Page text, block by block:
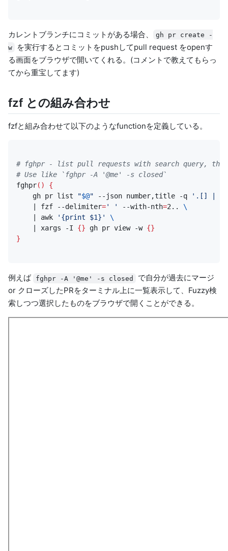
カレントブランチにコミットがある場合、
gh pr create -
w
を実行するとコミットをpushしてpull request をopenす
る画面をブラウザで開いてくれる。(コメントで教えてもらっ
てから重宝してます)
fzf との組み合わせ
fzfと組み合わせて以下のようなfunctionを定義している。
# fghpr - list pull requests with search query, then
# Use like `fghpr -A '@me' -s closed`
fghpr()
{
    gh pr list
"$@" --json number,title -q
'.[] |
fzf --delimiter=' ' --with-nth=2..
awk '{print $1}'
xargs -I {} gh pr view -w {}
}
例えば fghpr -A '@me' -s closed
で自分が過去にマージ
or クローズしたPRをターミナル上に一覧表示して、Fuzzy検
索しつつ選択したものをブラウザで開くことができる。